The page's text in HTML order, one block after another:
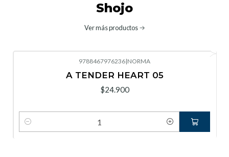
Shojo
Ver más productos
9788467976236|NORMA
A TENDER HEART 05
$24.900
Cantidad